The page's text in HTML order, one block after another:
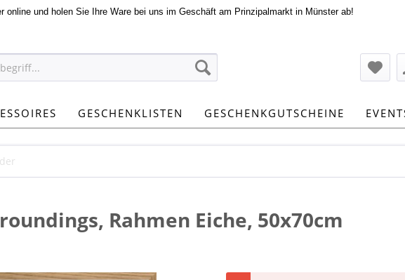
online und holen Sie Ihre Ware bei uns im Geschäft am Prinzipalmarkt in Münster ab!
GESCHENKLISTEN GESCHENKGUTSCHEINE
Rahmen Eiche, 50x70cm